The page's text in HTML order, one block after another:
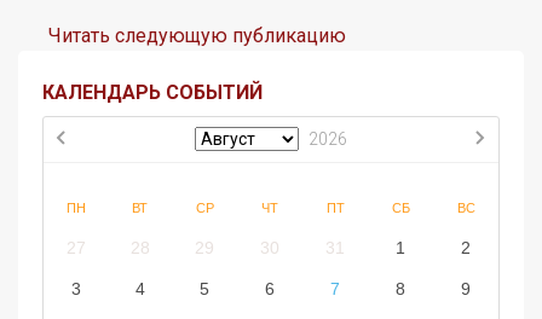
Читать следующую публикацию
КАЛЕНДАРЬ СОБЫТИЙ
2026
ПН ВТ СР ЧТ ПТ СБ ВС
27 28 29 30 31 1 2
3 4 5 6 7 8 9